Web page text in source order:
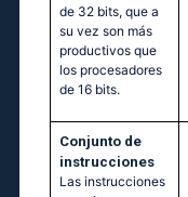
de 32 bits, que a
su vez son más
productivos que
los procesadores
de 16 bits.
Conjunto de
instrucciones
Las instrucciones